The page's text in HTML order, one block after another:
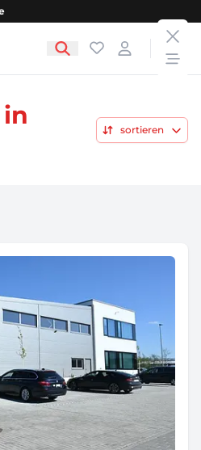
Börse Favoriten
Login
sortieren